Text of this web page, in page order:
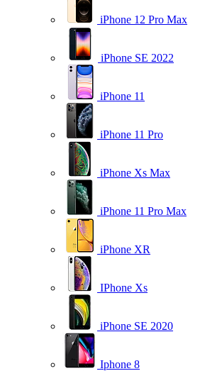
iPhone 12 Pro Max
iPhone SE 2022
iPhone 11
iPhone 11 Pro
iPhone Xs Max
iPhone 11 Pro Max
iPhone XR
IPhone Xs
iPhone SE 2020
Iphone 8